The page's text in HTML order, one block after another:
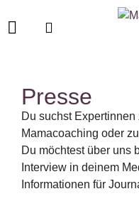
Presse
Du suchst
Mamacoaching oder
Du möchtest über uns
Interview in deinem
Informationen für